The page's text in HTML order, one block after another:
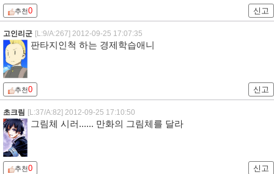
추천0 신고
고인리군 [L:9/A:267] 2012-09-25 17:07:35
판타지인척 하는 경제학습애니
추천0 신고
초크림 [L:37/A:82] 2012-09-25 17:10:50
그림체 시러...... 만화의 그림체를 달라
추천0 신고